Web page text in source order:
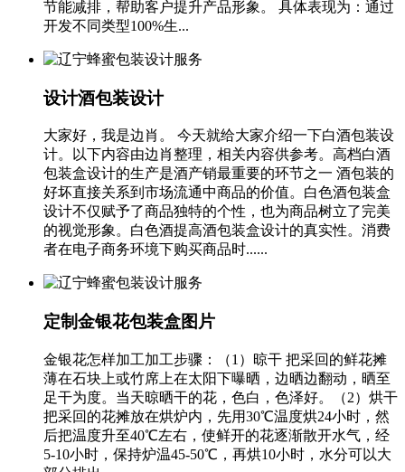
节能减排，帮助客户提升产品形象。 具体表现为：通过
开发不同类型100%生...
设计酒包装设计
大家好，我是边肖。 今天就给大家介绍一下白酒包装设
计。以下内容由边肖整理，相关内容供参考。高档白酒
包装盒设计的生产是酒产销最重要的环节之一 酒包装的
好坏直接关系到市场流通中商品的价值。白色酒包装盒
设计不仅赋予了商品独特的个性，也为商品树立了完美
的视觉形象。白色酒提高酒包装盒设计的真实性。消费
者在电子商务环境下购买商品时......
定制金银花包装盒图片
金银花怎样加工加工步骤：（1）晾干 把采回的鲜花摊
薄在石块上或竹席上在太阳下曝晒，边晒边翻动，晒至
足干为度。当天晾晒干的花，色白，色泽好。（2）烘干
把采回的花摊放在烘炉内，先用30℃温度烘24小时，然
后把温度升至40℃左右，使鲜开的花逐渐散开水气，经
5-10小时，保持炉温45-50℃，再烘10小时，水分可以大